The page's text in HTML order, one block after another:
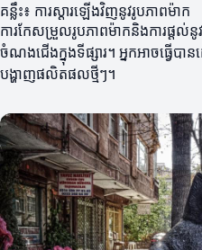
គន្លឹះ៖ ការស្ដារឡើងវិញនូវរូបភាពម៉ាក
ការកែសម្រួលរូបភាពម៉ាកនិងការផ្តល់
ចំណងជើងក្នុងទីផ្សារ។ អ្នកអាចធ្វើបា
បង្ហាញផលិតផលថ្មីៗ។